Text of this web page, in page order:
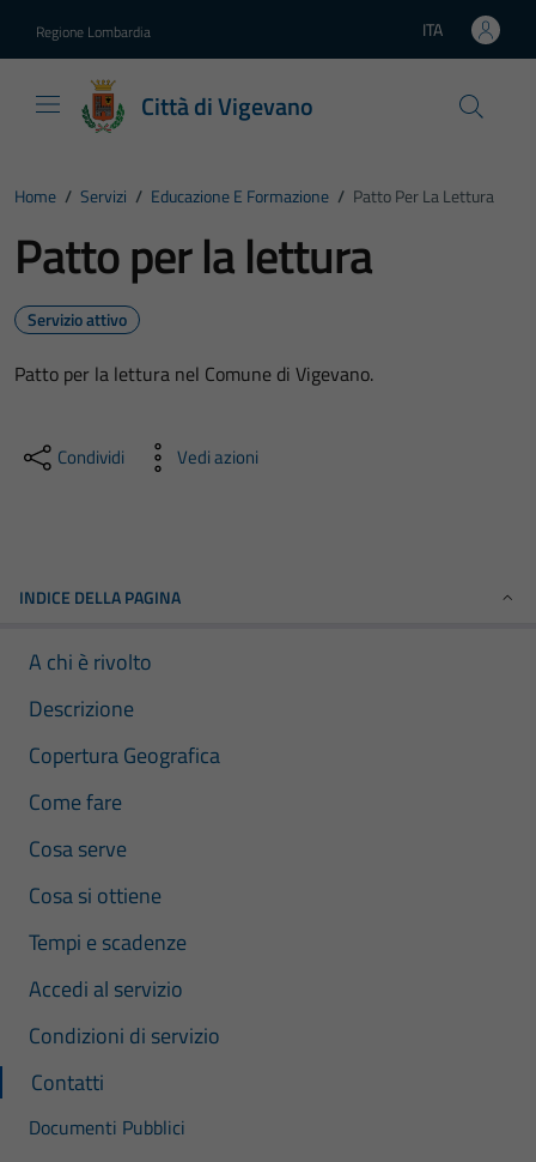
Regione Lombardia Lingua attiva:
ITA
Città di Vigevano
Home / Servizi / Educazione E Formazione / Patto Per La Lettura
Patto per la lettura
Servizio attivo
Patto per la lettura nel Comune di Vigevano.
Condividi Vedi azioni
INDICE DELLA PAGINA
A chi è rivolto
Descrizione
Copertura Geografica
Come fare
Cosa serve
Cosa si ottiene
Tempi e scadenze
Accedi al servizio
Condizioni di servizio
Contatti
Documenti Pubblici